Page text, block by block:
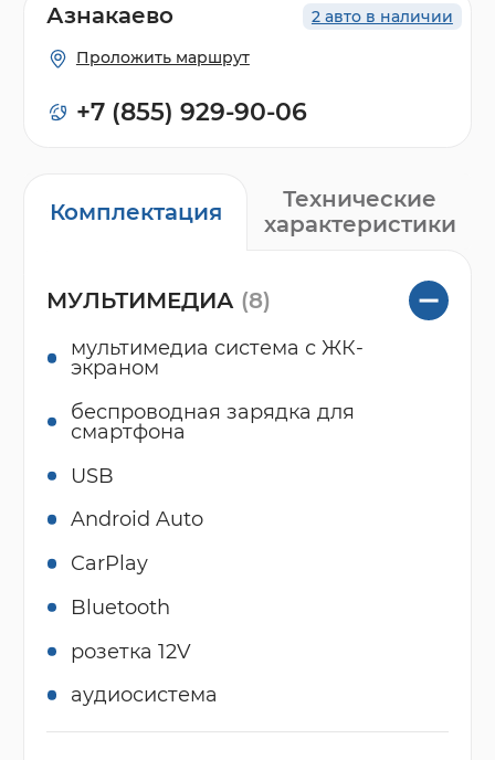
Комплектация
Технические
характеристики
МУЛЬТИМЕДИА (8)
мультимедиа система с ЖК-
экраном
беспроводная зарядка для
смартфона
USB
Android Auto
CarPlay
Bluetooth
розетка 12V
аудиосистема
2 авто в наличии
Азнакаево
Проложить маршрут
+7 (855) 929-90-06